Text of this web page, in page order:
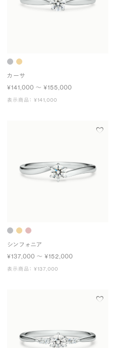
カーサ
¥141,000 〜 ¥155,000
表示商品： ¥141,000
シンフォニア
¥137,000 〜 ¥152,000
表示商品： ¥137,000